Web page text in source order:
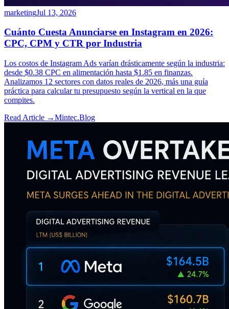
marketingJul 13, 2026
Cuánto Cuesta Anunciarse en Instagram en 2026:
CPC, CPM y CTR por Industria
Los costos de Instagram Ads varían drásticamente según la industria:
desde $0.38 CPC en alimentación hasta $1.85 en finanzas.
Analizamos 12 sectores con datos reales de 2026, más una guía
práctica para calcular tu presupuesto según la vertical en la que
compites.
Read Article →Mintec.Blog